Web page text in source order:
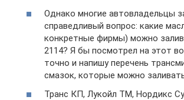
Однако многие автовладельцы
справедливый вопрос: какие
конкретные фирмы) можно
2114? Я бы посмотрел на этот
точно и напишу перечень
смазок, которые можно
Транс КП, Лукойл ТМ, Нордикс